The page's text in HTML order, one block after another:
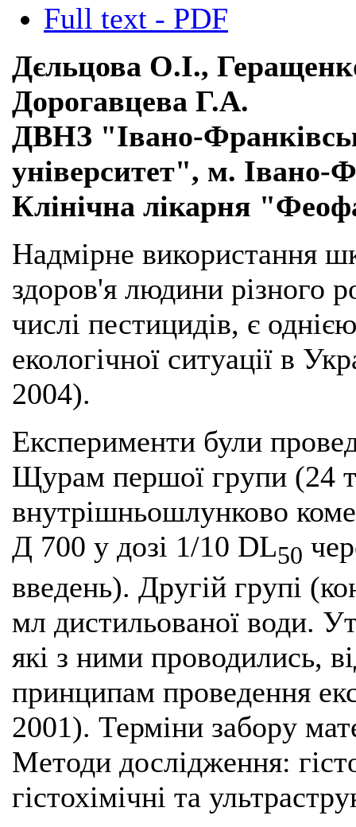
Full text - PDF
Дєльцова О.І.,
Дорогавцева Г.А.
ДВНЗ "Івано-
університет", м. Івано-
Клінічна лікарня
Надмірне використання
здоров'я людини різного
числі пестицидів, є
екологічної ситуації в
2004).
Експерименти були
Щурам першої групи (24
внутрішньошлунково
Д 700 у дозі 1/10 DL50
введень). Другій групі
мл дистильованої води.
які з ними проводились,
принципам проведення
2001). Терміни забору
Методи дослідження:
гістохімічні та